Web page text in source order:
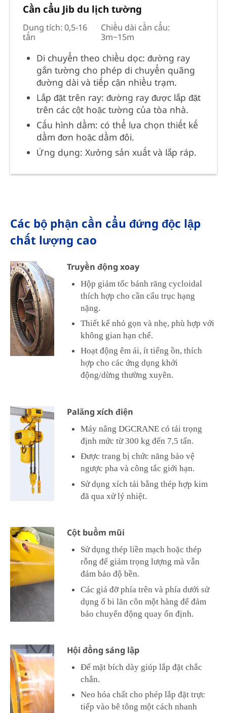
Cần cẩu Jib du lịch tường
Dung tích: 0,5-16
tấn
Chiều dài cần cẩu:
3m~15m
Di chuyển theo chiều dọc: đường ray
gắn tường cho phép di chuyển quãng
đường dài và tiếp cận nhiều trạm.
Lắp đặt trên ray: đường ray được lắp đặt
trên các cột hoặc tường của tòa nhà.
Cấu hình dầm: có thể lựa chọn thiết kế
dầm đơn hoặc dầm đôi.
Ứng dụng: Xưởng sản xuất và lắp ráp.
Các bộ phận cần cẩu đứng độc lập
chất lượng cao
Truyền động xoay
Hộp giảm tốc bánh răng cycloidal
thích hợp cho cần cẩu trục hạng
nặng.
Thiết kế nhỏ gọn và nhẹ, phù hợp với
không gian hạn chế.
Hoạt động êm ái, ít tiếng ồn, thích
hợp cho các ứng dụng khởi
động/dừng thường xuyên.
Palăng xích điện
Máy nâng DGCRANE có tải trọng
định mức từ 300 kg đến 7,5 tấn.
Được trang bị chức năng bảo vệ
ngược pha và công tắc giới hạn.
Sử dụng xích tải bằng thép hợp kim
đã qua xử lý nhiệt.
Cột buồm mũi
Sử dụng thép liền mạch hoặc thép
rỗng để giảm trọng lượng mà vẫn
đảm bảo độ bền.
Các giá đỡ phía trên và phía dưới sử
dụng ổ bi lăn côn một hàng để đảm
bảo chuyển động quay ổn định.
Hội đồng sáng lập
Đế mặt bích dày giúp lắp đặt chắc
chắn.
Neo hóa chất cho phép lắp đặt trực
tiếp vào bê tông một cách nhanh